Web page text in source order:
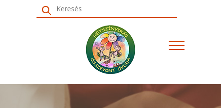
Keresés